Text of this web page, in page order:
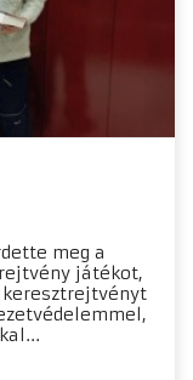
meg a
játékot,
keresztrejtvényt